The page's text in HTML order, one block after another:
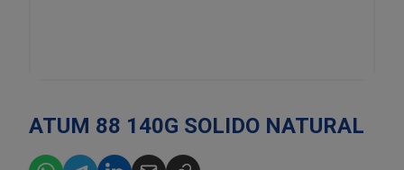
ATUM 88 140G SOLIDO NATURAL